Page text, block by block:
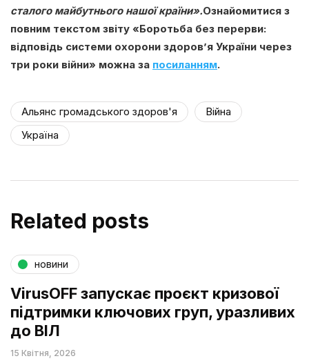
сталого майбутнього нашої країни».Ознайомитися з
повним текстом звіту «Боротьба без перерви:
відповідь системи охорони здоров’я України через
три роки війни» можна за посиланням.
Альянс громадського здоров'я
Війна
Україна
Related posts
новини
VirusOFF запускає проєкт кризової
підтримки ключових груп, уразливих
до ВІЛ
15 Квітня, 2026